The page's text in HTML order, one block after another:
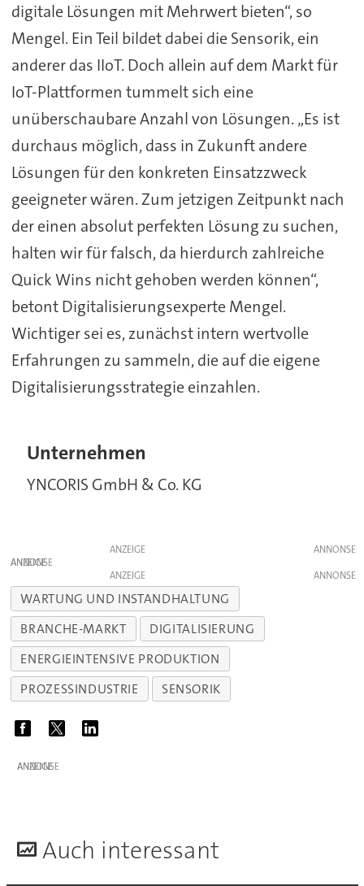
digitale Lösungen mit Mehrwert bieten“, so
Mengel. Ein Teil bildet dabei die Sensorik, ein
anderer das IIoT. Doch allein auf dem Markt für
IoT-Plattformen tummelt sich eine
unüberschaubare Anzahl von Lösungen. „Es ist
durchaus möglich, dass in Zukunft andere
Lösungen für den konkreten Einsatzzweck
geeigneter wären. Zum jetzigen Zeitpunkt nach
der einen absolut perfekten Lösung zu suchen,
halten wir für falsch, da hierdurch zahlreiche
Quick Wins nicht gehoben werden können“,
betont Digitalisierungsexperte Mengel.
Wichtiger sei es, zunächst intern wertvolle
Erfahrungen zu sammeln, die auf die eigene
Digitalisierungsstrategie einzahlen.
Unternehmen
YNCORIS GmbH & Co. KG
ANZEIGE
ANZEIGE
ANZEIGE
WARTUNG UND INSTANDHALTUNG
BRANCHE-MARKT
DIGITALISIERUNG
ENERGIEINTENSIVE PRODUKTION
PROZESSINDUSTRIE
SENSORIK
ANZEIGE
Auch interessant